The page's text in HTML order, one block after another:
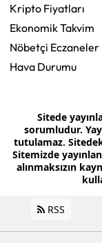
Kripto Fiyatları
Ekonomik Takvim
Nöbetçi Eczaneler
Hava Durumu
Sitede
sorumludur.
tutulamaz.
Sitemizde
alınmaksızın
RSS